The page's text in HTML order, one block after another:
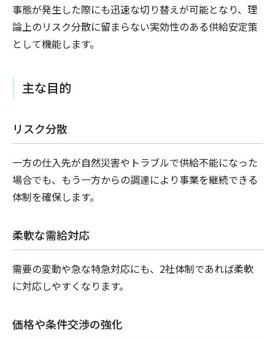
事態が発生した際にも迅速な切り替えが可能となり、理
論上のリスク分散に留まらない実効性のある供給安定策
として機能します。
主な目的
リスク分散
一方の仕入先が自然災害やトラブルで供給不能になった
場合でも、もう一方からの調達により事業を継続できる
体制を確保します。
柔軟な需給対応
需要の変動や急な特急対応にも、2社体制であれば柔軟
に対応しやすくなります。
価格や条件交渉の強化